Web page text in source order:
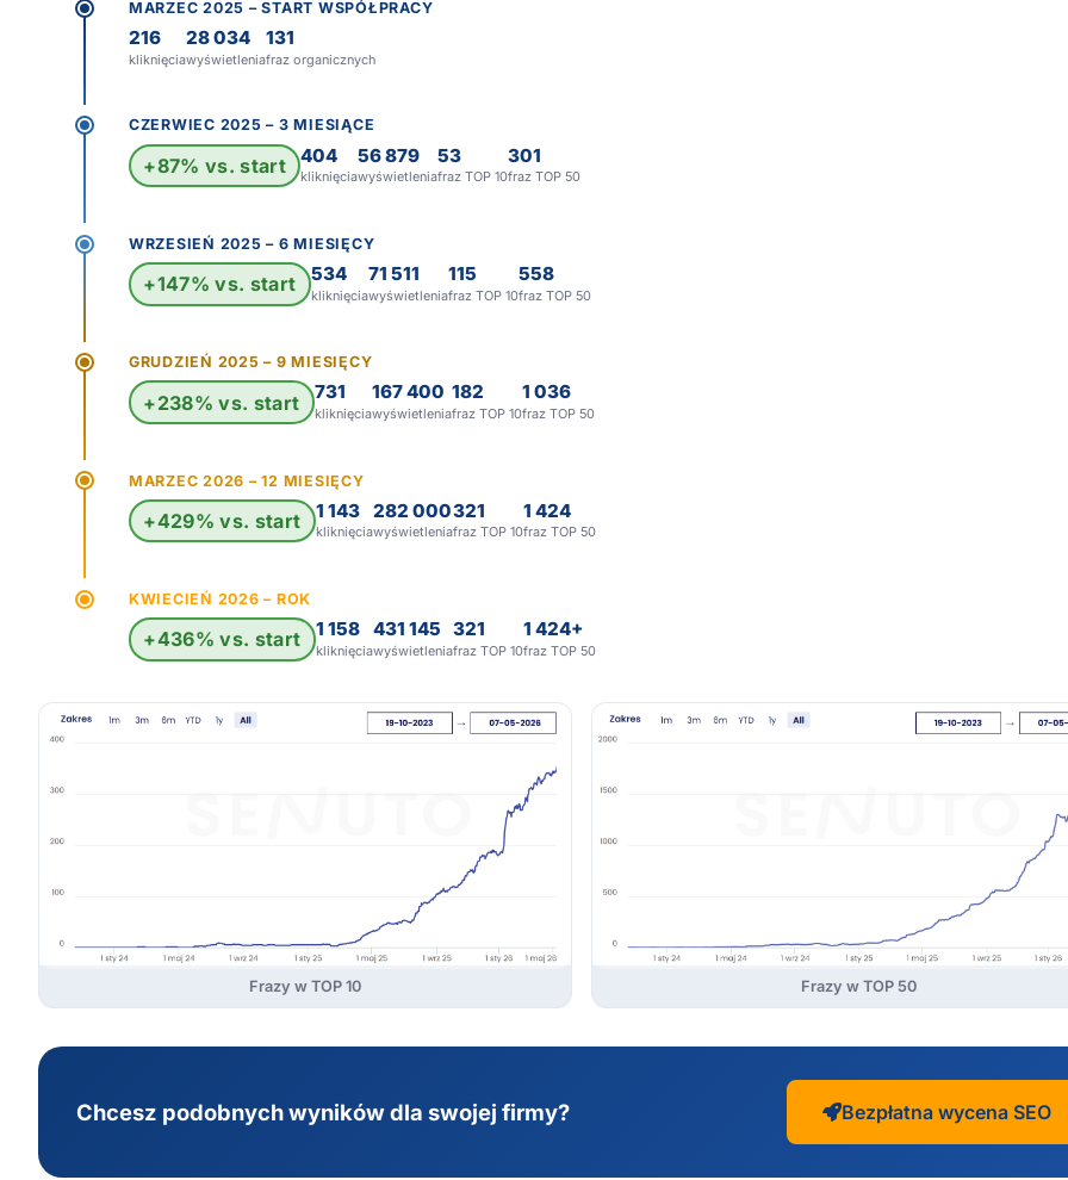
MARZEC 2025 – START WSPÓŁPRACY
216
kliknięcia
28 034
wyświetlenia
131
fraz organicznych
CZERWIEC 2025 – 3 MIESIĄCE
+87% vs. start 404
kliknięcia
56 879
wyświetlenia
53
fraz TOP 10
301
fraz TOP 50
WRZESIEŃ 2025 – 6 MIESIĘCY
+147% vs. start 534
kliknięcia
71 511
wyświetlenia
115
fraz TOP 10
558
fraz TOP 50
GRUDZIEŃ 2025 – 9 MIESIĘCY
+238% vs. start 731
kliknięcia
167 400
wyświetlenia
182
fraz TOP 10
1 036
fraz TOP 50
MARZEC 2026 – 12 MIESIĘCY
+429% vs. start 1 143
kliknięcia
282 000
wyświetlenia
321
fraz TOP 10
1 424
fraz TOP 50
KWIECIEŃ 2026 – ROK
+436% vs. start 1 158
kliknięcia
431 145
wyświetlenia
321
fraz TOP 10
1 424+
fraz TOP 50
Frazy w TOP 10 Frazy w TOP 50
Chcesz podobnych wyników dla swojej firmy? Bezpłatna wycena SEO